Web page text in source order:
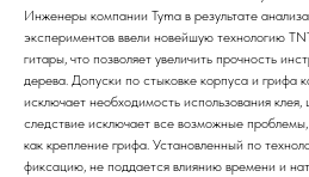
Инженеры компании Tyma в результате
экспериментов ввели новейшую технологию
гитары, что позволяет увеличить прочность
дерева. Допуски по стыковке корпуса и грифа
исключает необходимость использования клея,
следствие исключает все возможные
как крепление грифа. Установленный по
фиксацию, не поддается влиянию времени и